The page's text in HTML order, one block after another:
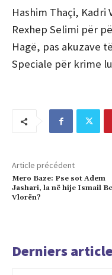
Hashim Thaçi, Kadri
Rexhep Selimi për
Hagë, pas akuzave
Speciale për krime
Article précédent
Mero Baze: Pse sot Adem
Jashari, la në hije Ismail
Vlorën?
Derniers